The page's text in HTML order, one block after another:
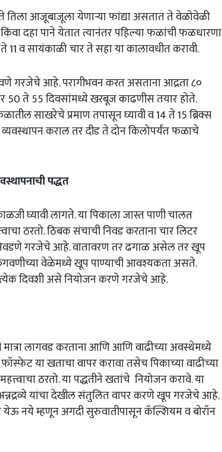
आजूबाजूला येणाऱ्या फांद्या असतात ते वेळोवेळी
दहा पाने येतात त्यानंतर पहिल्या फळांची फळधारणा
व सायंकाळी चार ते सहा या कालावधीत करावी.
आहे. परागीभवन करत असताना आद्रता ८०
ते 55 दिवसांमध्ये खरबूज काढणीस तयार होते.
साखरेचे प्रमाण तपासून घ्यावी व 14 ते 15 ब्रिक्स
व्यवस्थापन कराल तर दीड ते दोन किलोपर्यंत फळाचे
पद्धत
घ्यावी लागते. या पिकाला जास्त पाणी चालत
ठरतो. ठिबक संचाची निवड करताना चार लिटर
निवडणे गरजेचे आहे. वातावरण तर ढगाळ असेल तर खूप
वेळेमध्ये खूप पाण्याची आवश्यकता असते.
दिवशी असे नियोजन करणे गरजेचे आहे.
लागवड करताना आणि आणि वाढीच्या अवस्थेमध्ये
या खताचा वापर करावा तसेच पिकाच्या वाढीच्या
ठरतो. या पद्धतीने खतांचे नियोजन करावे. या
यांचा देखील संतुलित वापर करणे खूप गरजेचे आहे.
नये म्हणून अगदी सुरुवातीपासून कॅल्शियम व बोरॉन